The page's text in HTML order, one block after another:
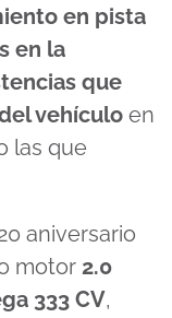
en pista
en la
que
vehículo en
las que
aniversario
motor 2.0
333 CV,